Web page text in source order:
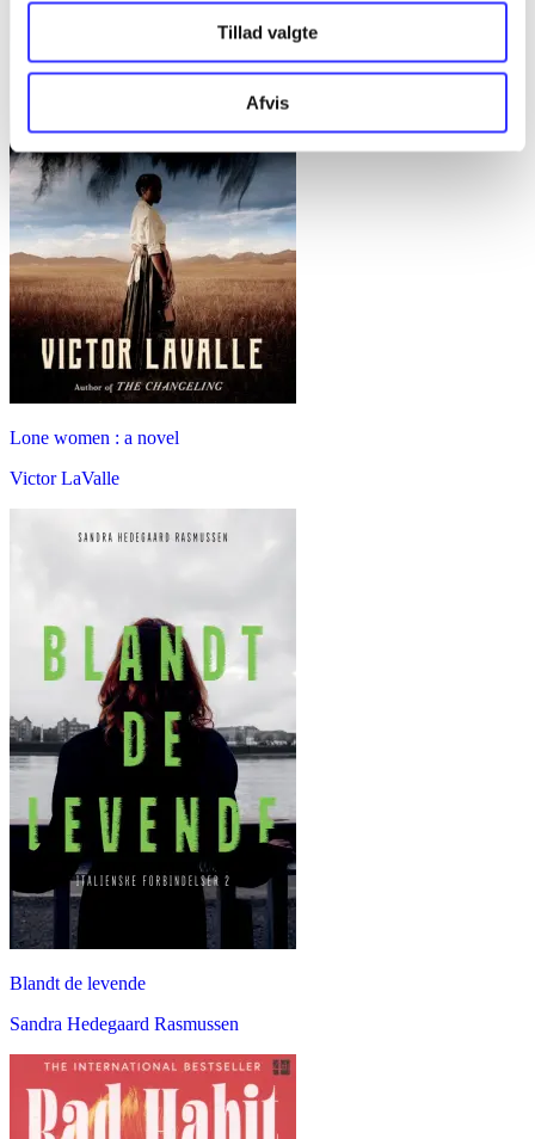
Tillad valgte
Afvis
Lone women : a novel
Victor LaValle
Blandt de levende
Sandra Hedegaard Rasmussen